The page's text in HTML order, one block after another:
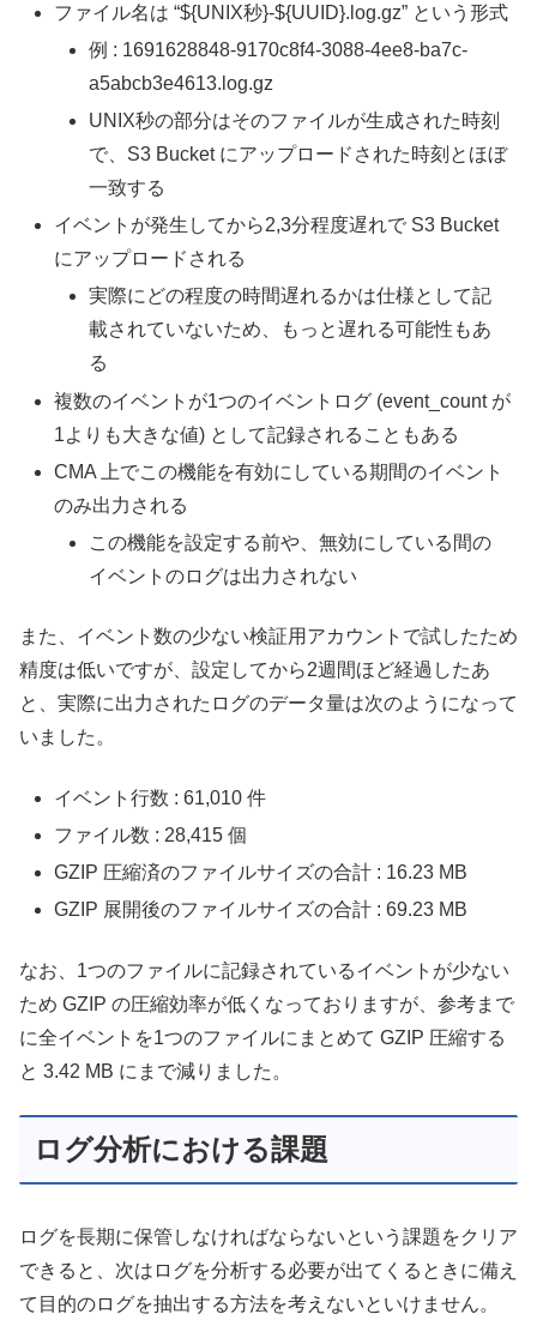
ファイル名は “${UNIX秒}-${UUID}.log.gz” という形式
例 : 1691628848-9170c8f4-3088-4ee8-ba7c-
a5abcb3e4613.log.gz
UNIX秒の部分はそのファイルが生成された時刻
で、S3 Bucket にアップロードされた時刻とほぼ
一致する
イベントが発生してから2,3分程度遅れで S3 Bucket
にアップロードされる
実際にどの程度の時間遅れるかは仕様として記
載されていないため、もっと遅れる可能性もあ
る
複数のイベントが1つのイベントログ (event_count が
1よりも大きな値) として記録されることもある
CMA 上でこの機能を有効にしている期間のイベント
のみ出力される
この機能を設定する前や、無効にしている間の
イベントのログは出力されない
また、イベント数の少ない検証用アカウントで試したため
精度は低いですが、設定してから2週間ほど経過したあ
と、実際に出力されたログのデータ量は次のようになって
いました。
イベント行数 : 61,010 件
ファイル数 : 28,415 個
GZIP 圧縮済のファイルサイズの合計 : 16.23 MB
GZIP 展開後のファイルサイズの合計 : 69.23 MB
なお、1つのファイルに記録されているイベントが少ない
ため GZIP の圧縮効率が低くなっておりますが、参考まで
に全イベントを1つのファイルにまとめて GZIP 圧縮する
と 3.42 MB にまで減りました。
ログ分析における課題
ログを長期に保管しなければならないという課題をクリア
できると、次はログを分析する必要が出てくるときに備え
て目的のログを抽出する方法を考えないといけません。